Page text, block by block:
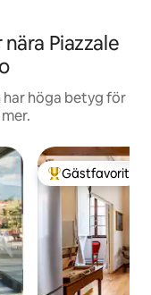
Piazzale
har höga betyg för
Populär
Gästfavorit